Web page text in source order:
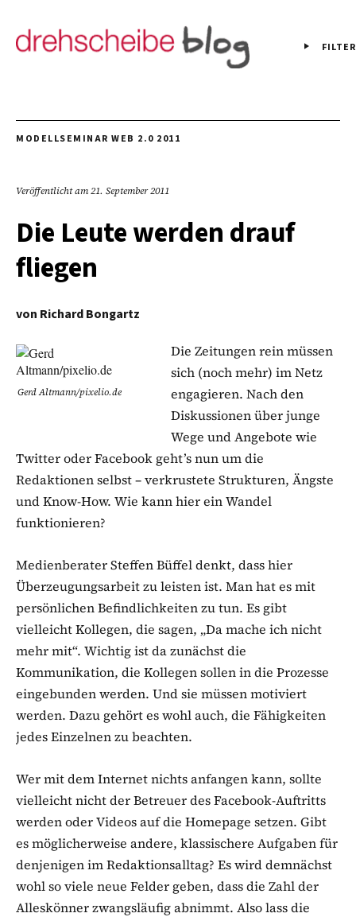
FILTER
MODELLSEMINAR WEB 2.0 2011
Veröffentlicht am21. September 2011
Die Leute werden drauf
fliegen
von Richard Bongartz
Gerd Altmann/pixelio.de
Die Zeitungen rein müssen
sich (noch mehr) im Netz
engagieren. Nach den
Diskussionen über junge
Wege und Angebote wie
Twitter oder Facebook geht’s nun um die
Redaktionen selbst – verkrustete Strukturen, Ängste
und Know-How. Wie kann hier ein Wandel
funktionieren?
Medienberater Steffen Büffel denkt, dass hier
Überzeugungsarbeit zu leisten ist. Man hat es mit
persönlichen Befindlichkeiten zu tun. Es gibt
vielleicht Kollegen, die sagen, „Da mache ich nicht
mehr mit“. Wichtig ist da zunächst die
Kommunikation, die Kollegen sollen in die Prozesse
eingebunden werden. Und sie müssen motiviert
werden. Dazu gehört es wohl auch, die Fähigkeiten
jedes Einzelnen zu beachten.
Wer mit dem Internet nichts anfangen kann, sollte
vielleicht nicht der Betreuer des Facebook-Auftritts
werden oder Videos auf die Homepage setzen. Gibt
es möglicherweise andere, klassischere Aufgaben für
denjenigen im Redaktionsalltag? Es wird demnächst
wohl so viele neue Felder geben, dass die Zahl der
Alleskönner zwangsläufig abnimmt. Also lass die